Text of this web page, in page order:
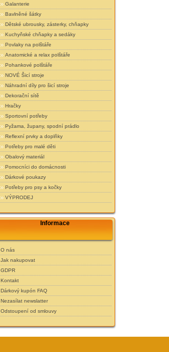
Galanterie
Bavlněné šátky
Dětské ubrousky, zásterky, chňapky
Kuchyňské chňapky a sedáky
Povlaky na polštáře
Anatomické a relax polštáře
Pohankové polštáře
NOVÉ Šicí stroje
Náhradní díly pro šicí stroje
Dekorační sítě
Hračky
Sportovní potřeby
Pyžama, župany, spodní prádlo
Reflexní prvky a doplňky
Potřeby pro malé děti
Obalový materiál
Pomocníci do domácnosti
Dárkové poukazy
Potřeby pro psy a kočky
VÝPRODEJ
Informace
O nás
Jak nakupovat
GDPR
Kontakt
Dárkový kupón FAQ
Nezasílat newslatter
Odstoupení od smlouvy